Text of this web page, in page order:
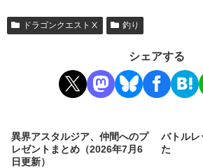
ドラゴンクエストⅩ 釣り
シェアする
異界アスタルジア、仲間へのプ
レゼントまとめ（2026年7月6
日更新）
バトルレ
た